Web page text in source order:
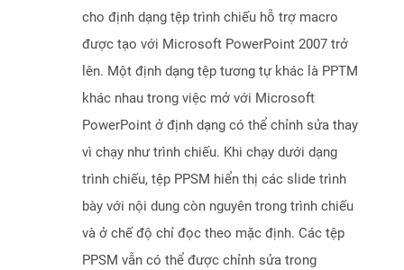
cho định dạng tệp trình chiếu hỗ trợ macro
được tạo với Microsoft PowerPoint 2007 trở
lên. Một định dạng tệp tương tự khác là PPTM
khác nhau trong việc mở với Microsoft
PowerPoint ở định dạng có thể chỉnh sửa thay
vì chạy như trình chiếu. Khi chạy dưới dạng
trình chiếu, tệp PPSM hiển thị các slide trình
bày với nội dung còn nguyên trong trình chiếu
và ở chế độ chỉ đọc theo mặc định. Các tệp
PPSM vẫn có thể được chỉnh sửa trong